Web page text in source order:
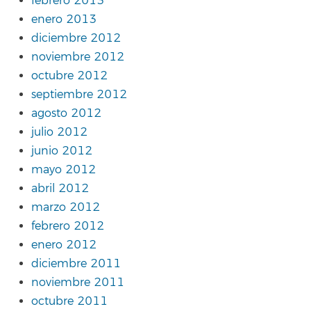
enero 2013
diciembre 2012
noviembre 2012
octubre 2012
septiembre 2012
agosto 2012
julio 2012
junio 2012
mayo 2012
abril 2012
marzo 2012
febrero 2012
enero 2012
diciembre 2011
noviembre 2011
octubre 2011